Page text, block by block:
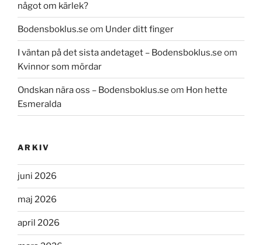
något om kärlek?
Bodensboklus.se om Under ditt finger
I väntan på det sista andetaget – Bodensboklus.se om
Kvinnor som mördar
Ondskan nära oss – Bodensboklus.se om Hon hette
Esmeralda
ARKIV
juni 2026
maj 2026
april 2026